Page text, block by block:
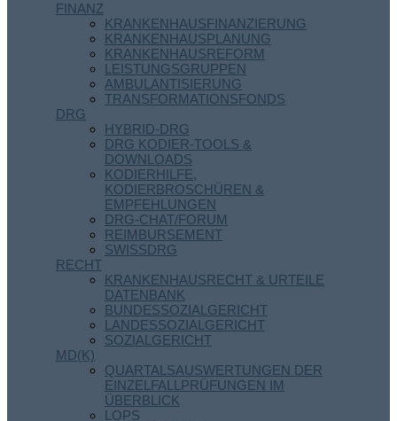
FINANZ
KRANKENHAUSFINANZIERUNG
KRANKENHAUSPLANUNG
KRANKENHAUSREFORM
LEISTUNGSGRUPPEN
AMBULANTISIERUNG
TRANSFORMATIONSFONDS
DRG
HYBRID-DRG
DRG KODIER-TOOLS &
DOWNLOADS
KODIERHILFE,
KODIERBROSCHÜREN &
EMPFEHLUNGEN
DRG-CHAT/FORUM
REIMBURSEMENT
SWISSDRG
RECHT
KRANKENHAUSRECHT & URTEILE
DATENBANK
BUNDESSOZIALGERICHT
LANDESSOZIALGERICHT
SOZIALGERICHT
MD(K)
QUARTALSAUSWERTUNGEN DER
EINZELFALLPRÜFUNGEN IM
ÜBERBLICK
LOPS